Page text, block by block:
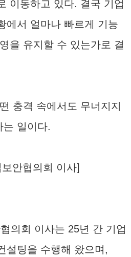
이동하고 있다. 결국 기업
에서 얼마나 빠르게 기능
을 유지할 수 있는가로 결
충격 속에서도 무너지지
는 일이다.
안협의회 이사]
의회 이사는 25년 간 기업
설팅을 수행해 왔으며,